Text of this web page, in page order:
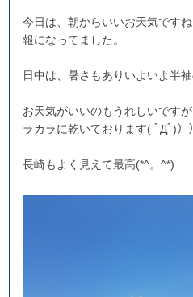
今日は、朝からいいお天気です
報になってました。
日中は、暑さもありいよいよ半
お天気がいいのもうれしいです
ラカラに乾いております( ﾟДﾟ)））
長崎もよく見えて最高(*^。^*)